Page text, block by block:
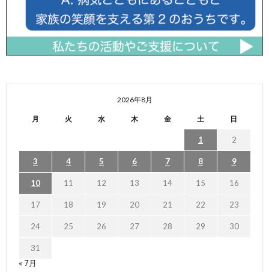
2026年8月
月 火 水 木 金 土 日
1 2
3 4 5 6 7 8 9
10 11 12 13 14 15 16
17 18 19 20 21 22 23
24 25 26 27 28 29 30
31
« 7月